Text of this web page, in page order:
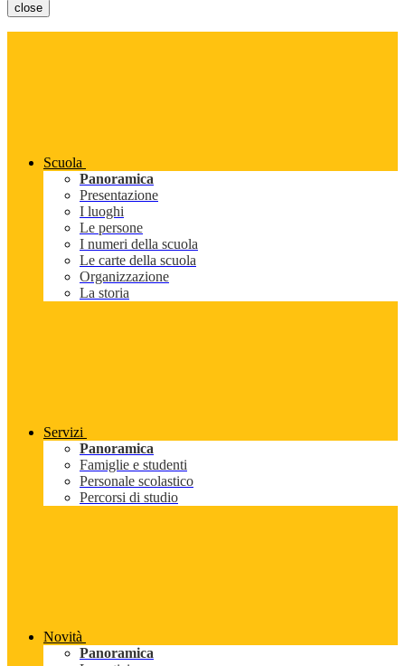
close
Scuola
Panoramica
Presentazione
I luoghi
Le persone
I numeri della scuola
Le carte della scuola
Organizzazione
La storia
Servizi
Panoramica
Famiglie e studenti
Personale scolastico
Percorsi di studio
Novità
Panoramica